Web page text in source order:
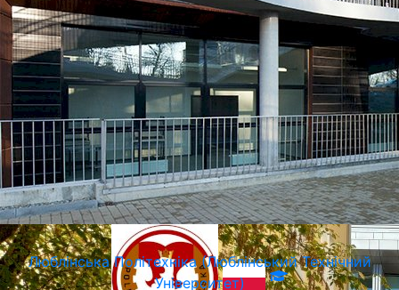
SWPS Університет Соціальних та Гуманітарних Наук
Варшава, Польща
Люблiнська Політехніка (Люблінський Технічний
Університет)